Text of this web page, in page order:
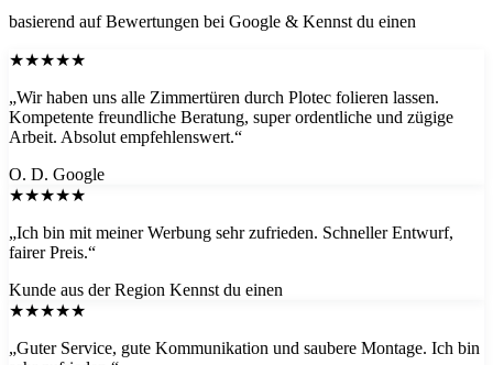
basierend auf Bewertungen bei Google & Kennst du einen
★★★★★
„Wir haben uns alle Zimmertüren durch Plotec folieren lassen.
Kompetente freundliche Beratung, super ordentliche und zügige
Arbeit. Absolut empfehlenswert.“
O. D. Google
★★★★★
„Ich bin mit meiner Werbung sehr zufrieden. Schneller Entwurf,
fairer Preis.“
Kunde aus der Region Kennst du einen
★★★★★
„Guter Service, gute Kommunikation und saubere Montage. Ich bin